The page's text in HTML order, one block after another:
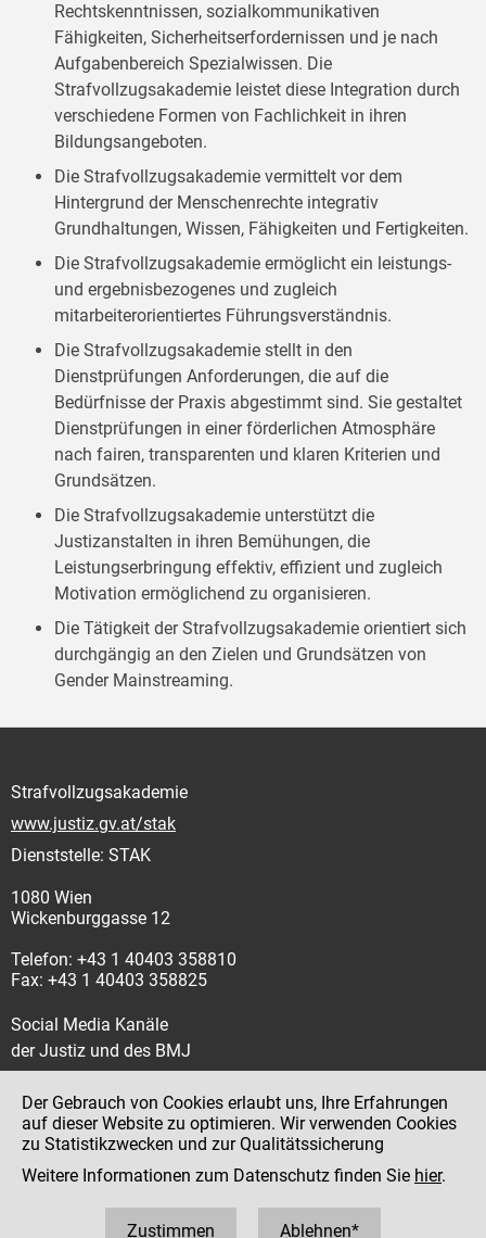
Rechtskenntnissen, sozialkommunikativen
Fähigkeiten, Sicherheitserfordernissen und je nach
Aufgabenbereich Spezialwissen. Die
Strafvollzugsakademie leistet diese Integration durch
verschiedene Formen von Fachlichkeit in ihren
Bildungsangeboten.
Die Strafvollzugsakademie vermittelt vor dem
Hintergrund der Menschenrechte integrativ
Grundhaltungen, Wissen, Fähigkeiten und Fertigkeiten.
Die Strafvollzugsakademie ermöglicht ein leistungs-
und ergebnisbezogenes und zugleich
mitarbeiterorientiertes Führungsverständnis.
Die Strafvollzugsakademie stellt in den
Dienstprüfungen Anforderungen, die auf die
Bedürfnisse der Praxis abgestimmt sind. Sie gestaltet
Dienstprüfungen in einer förderlichen Atmosphäre
nach fairen, transparenten und klaren Kriterien und
Grundsätzen.
Die Strafvollzugsakademie unterstützt die
Justizanstalten in ihren Bemühungen, die
Leistungserbringung effektiv, effizient und zugleich
Motivation ermöglichend zu organisieren.
Die Tätigkeit der Strafvollzugsakademie orientiert sich
durchgängig an den Zielen und Grundsätzen von
Gender Mainstreaming.
Strafvollzugsakademie
www.justiz.gv.at/stak
Dienststelle: STAK
1080 Wien
Wickenburggasse 12
Telefon: +43 1 40403 358810
Fax: +43 1 40403 358825
Social Media Kanäle
der Justiz und des BMJ
Impressum
Datenschutz
Der Gebrauch von Cookies erlaubt uns, Ihre Erfahrungen
auf dieser Website zu optimieren. Wir verwenden Cookies
zu Statistikzwecken und zur Qualitätssicherung
Weitere Informationen zum Datenschutz finden Sie hier.
Zustimmen Ablehnen*